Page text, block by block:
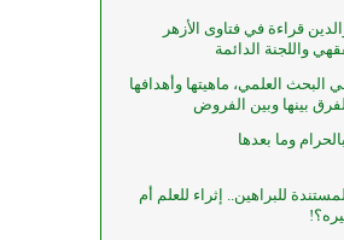
قراءة في فتاوى الأزهر
واللجنة الدائمة
البحث العلمي، ماهيتها وأهدافها
بينها وبين الفروض
وما بعدها
للبراهين.. إثراء للعلم أم